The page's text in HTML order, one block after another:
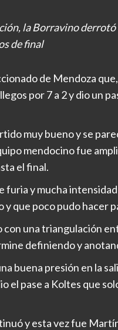
la Borravino derrotó
de final
de Mendoza
por 7 a 2 y dio un
muy bueno y se
mendocino fue
el final.
furia y mucha
y que poco pudo
con una triangulación
definiendo y
buena presión en la
el pase a Koltes que
y esta vez fue